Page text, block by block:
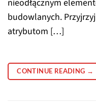
nieodłącznym
budowlanych.
atrybutom […]
CONTINUE READING →